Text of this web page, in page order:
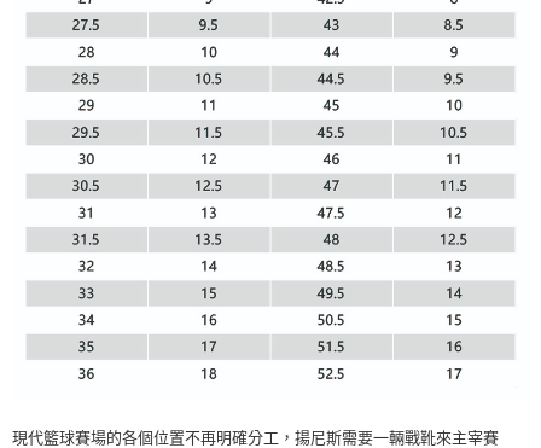
現代籃球賽場的各個位置不再明確分工，揚尼斯需要一輛戰靴來主宰賽